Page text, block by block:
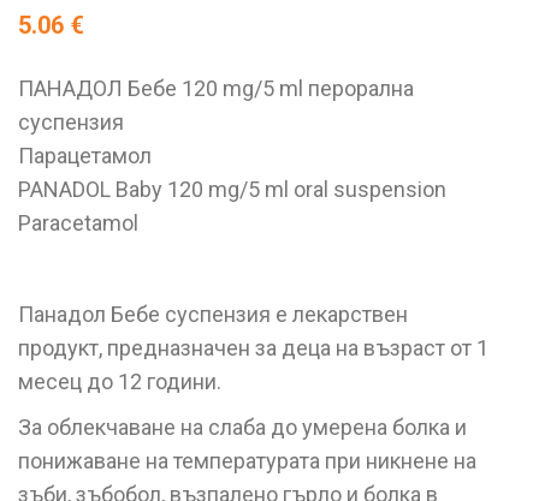
5.06 €
ПАНАДОЛ Бебе 120 mg/5 ml перорална
суспензия
Парацетамол
PANADOL Baby 120 mg/5 ml oral suspension
Paracetamol
Панадол Бебе суспензия е лекарствен
продукт, предназначен за деца на възраст от 1
месец до 12 години.
За облекчаване на слаба до умерена болка и
понижаване на температурата при никнене на
зъби, зъбобол, възпалено гърло и болка в